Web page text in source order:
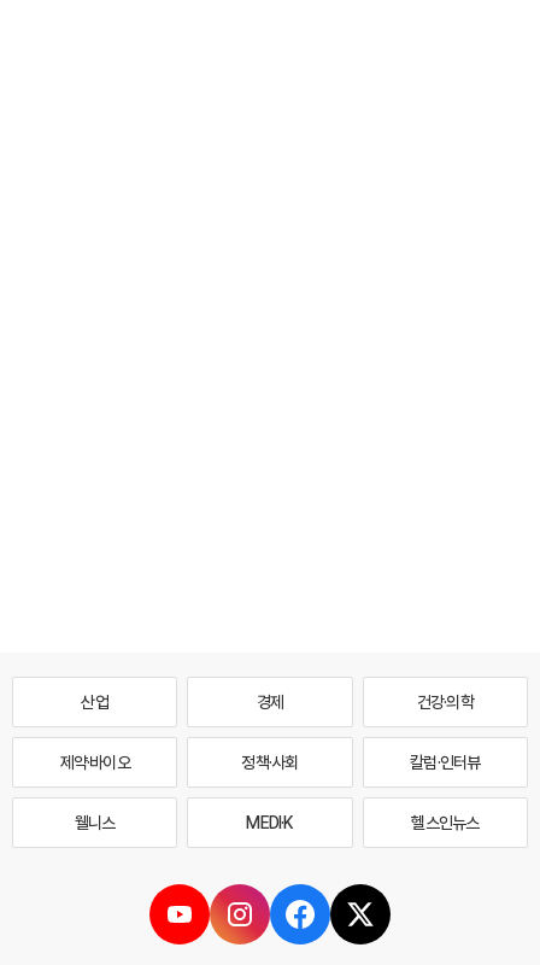
산업 경제 건강·의학
제약·바이오 정책·사회 칼럼·인터뷰
웰니스 MEDI·K 헬스인뉴스